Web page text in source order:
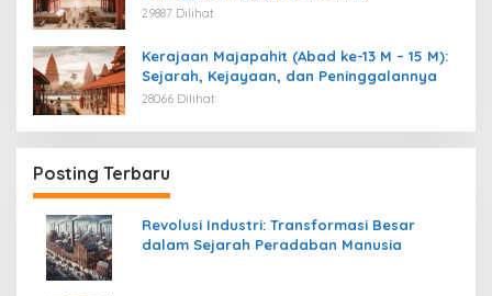
29887 Dilihat
Kerajaan Majapahit (Abad ke-13 M – 15 M):
Sejarah, Kejayaan, dan Peninggalannya
28066 Dilihat
Posting Terbaru
Revolusi Industri: Transformasi Besar
dalam Sejarah Peradaban Manusia